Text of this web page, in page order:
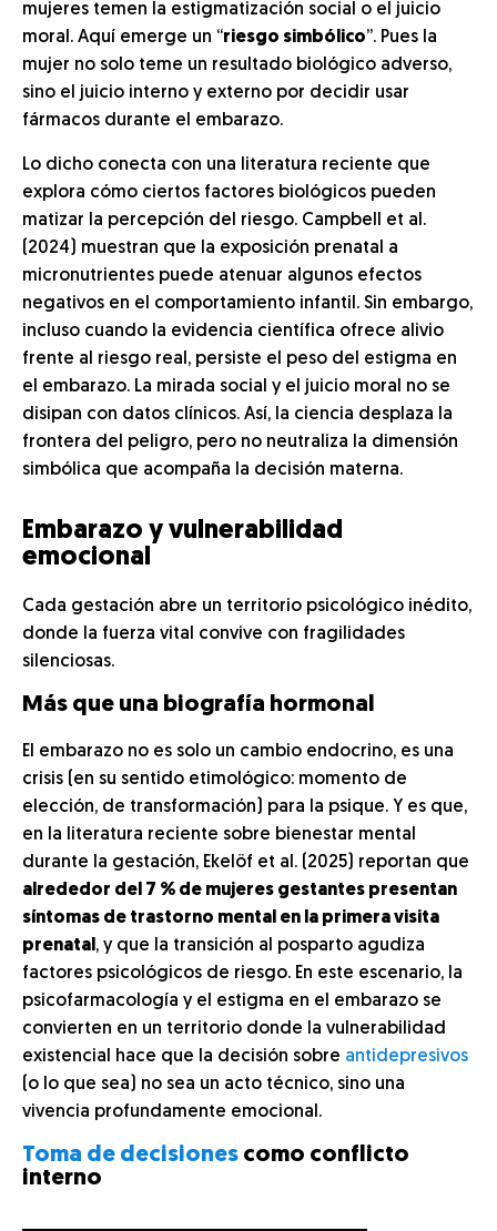
mujeres temen la estigmatización social o el juicio
moral. Aquí emerge un “riesgo simbólico”. Pues la
mujer no solo teme un resultado biológico adverso,
sino el juicio interno y externo por decidir usar
fármacos durante el embarazo.
Lo dicho conecta con una literatura reciente que
explora cómo ciertos factores biológicos pueden
matizar la percepción del riesgo. Campbell et al.
(2024) muestran que la exposición prenatal a
micronutrientes puede atenuar algunos efectos
negativos en el comportamiento infantil. Sin embargo,
incluso cuando la evidencia científica ofrece alivio
frente al riesgo real, persiste el peso del estigma en
el embarazo. La mirada social y el juicio moral no se
disipan con datos clínicos. Así, la ciencia desplaza la
frontera del peligro, pero no neutraliza la dimensión
simbólica que acompaña la decisión materna.
Embarazo y vulnerabilidad
emocional
Cada gestación abre un territorio psicológico inédito,
donde la fuerza vital convive con fragilidades
silenciosas.
Más que una biografía hormonal
El embarazo no es solo un cambio endocrino, es una
crisis (en su sentido etimológico: momento de
elección, de transformación) para la psique. Y es que,
en la literatura reciente sobre bienestar mental
durante la gestación, Ekelöf et al. (2025) reportan que
alrededor del 7 % de mujeres gestantes presentan
síntomas de trastorno mental en la primera visita
prenatal , y que la transición al posparto agudiza
factores psicológicos de riesgo. En este escenario, la
psicofarmacología y el estigma en el embarazo se
convierten en un territorio donde la vulnerabilidad
existencial hace que la decisión sobre antidepresivos
(o lo que sea) no sea un acto técnico, sino una
vivencia profundamente emocional.
Toma de decisiones como conflicto
interno